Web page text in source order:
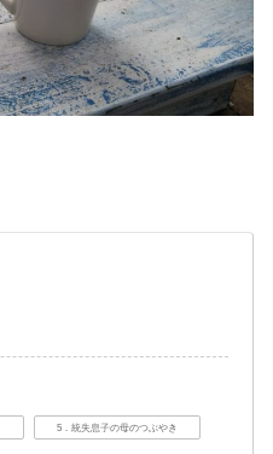
5．統失息子の母のつぶやき